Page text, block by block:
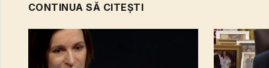
CONTINUA SĂ CITEȘTI